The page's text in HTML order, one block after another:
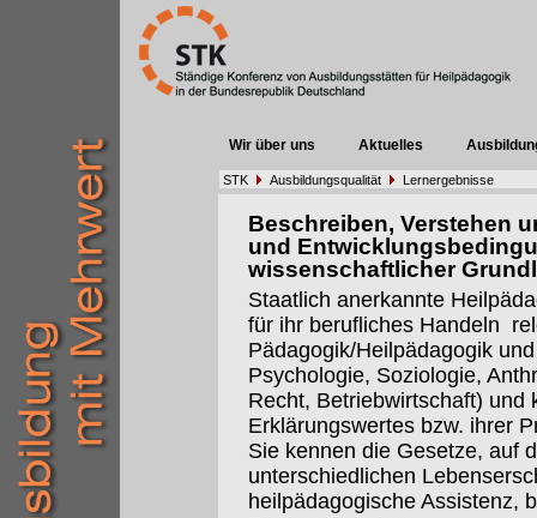
Wir über uns Aktuelles
STK Ausbildungsqualität Lernergebnisse
Beschreiben, Verstehen
und
wissenschaftlicher
Staatlich anerkannte
für ihr berufliches Handeln
Pädagogik/Heilpädagogik
Psychologie, Soziologie,
Recht, Betriebwirtschaft) und
Erklärungswertes bzw. ihrer
Sie kennen die Gesetze, auf
unterschiedlichen
heilpädagogische Assistenz,